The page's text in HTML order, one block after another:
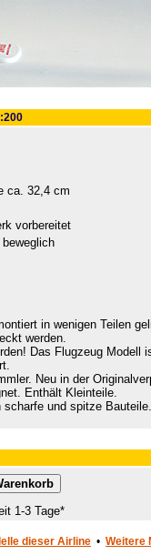
ca. 32,4 cm
vorbereitet
in wenigen Teilen
werden.
Das Flugzeug Modell
Neu in der
Enthält Kleinteile.
scharfe und spitze Bauteile.
1-3 Tage*
dieser Airline • Weitere